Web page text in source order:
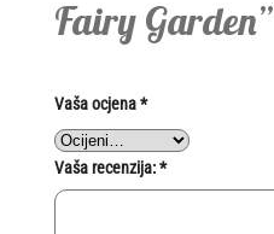
Fairy Garden”
Vaša ocjena*
Vaša recenzija:*